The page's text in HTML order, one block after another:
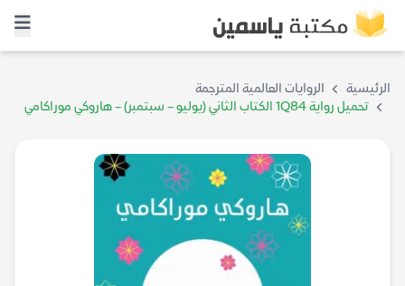
الرئيسية
الروايات العالمية المترجمة
تحميل رواية 1Q84 الكتاب الثاني (يوليو – سبتمبر) – هاروكي موراكامي